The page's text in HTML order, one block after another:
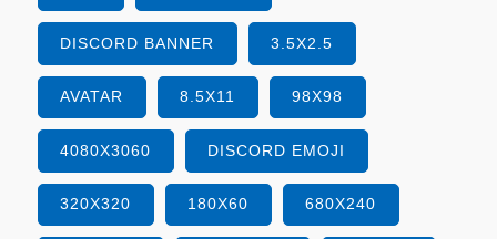
DISCORD BANNER 3.5X2.5
AVATAR 8.5X11 98X98
4080X3060 DISCORD EMOJI
320X320 180X60 680X240